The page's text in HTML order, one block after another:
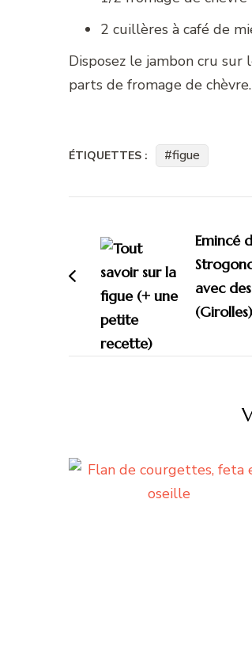
2 cuillères à café de
Disposez le jambon cru sur
parts de fromage de
ÉTIQUETTES : figue
d'article
Emincé
avec
(Girolles)